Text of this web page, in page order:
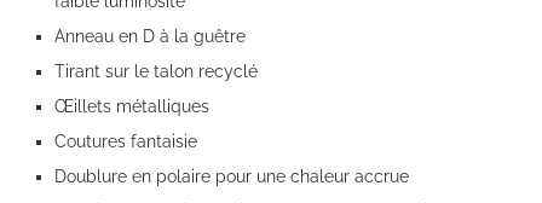
Anneau en D à la guêtre
Tirant sur le talon recyclé
Œillets métalliques
Coutures fantaisie
Doublure en polaire pour une chaleur accrue